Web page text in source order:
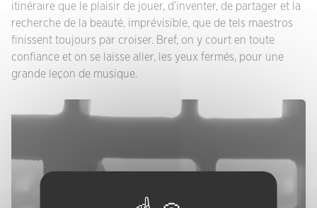
itinéraire que le plaisir de jouer, d’inventer, de partager et la
recherche de la beauté, imprévisible, que de tels maestros
finissent toujours par croiser. Bref, on y court en toute
confiance et on se laisse aller, les yeux fermés, pour une
grande leçon de musique.